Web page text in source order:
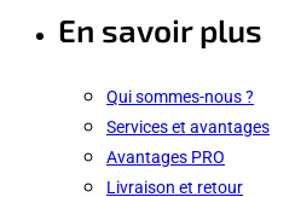
En savoir plus
Qui sommes-nous ?
Services et avantages
Avantages PRO
Livraison et retour